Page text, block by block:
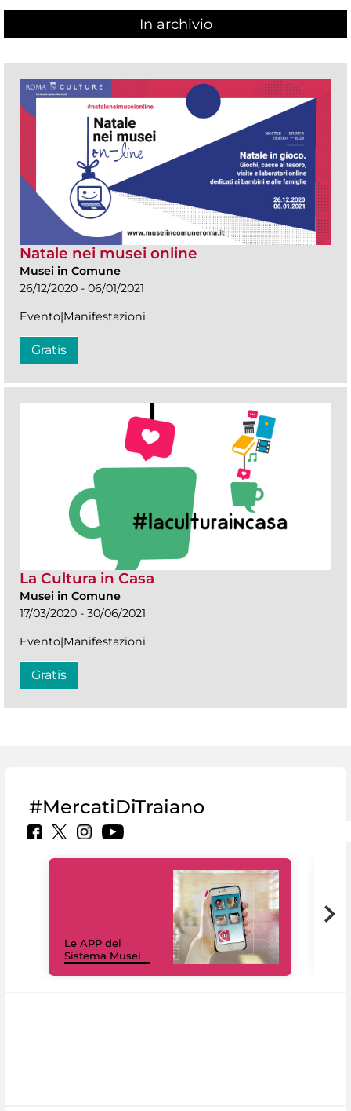
In archivio
Natale nei musei online
Musei in Comune
26/12/2020 - 06/01/2021
Evento|Manifestazioni
Gratis
La Cultura in Casa
Musei in Comune
17/03/2020 - 30/06/2021
Evento|Manifestazioni
Gratis
#MercatiDiTraiano
Le APP del
Sistema Musei